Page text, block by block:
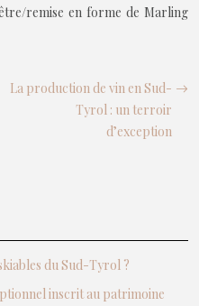
remise en forme de Marling
La production de vin en Sud-
Tyrol : un terroir
d’exception
du Sud-Tyrol ?
inscrit au patrimoine